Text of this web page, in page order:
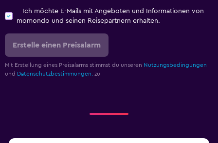
Ich möchte E-Mails mit Angeboten und Informationen von
momondo und seinen Reisepartnern erhalten.
Erstelle einen Preisalarm
Mit Erstellung eines Preisalarms stimmst du unseren Nutzungsbedingungen
und Datenschutzbestimmungen. zu